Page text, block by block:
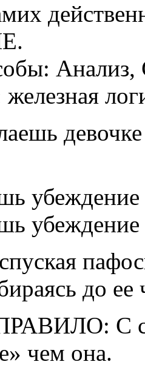
Анализ,
до
С
чем она.